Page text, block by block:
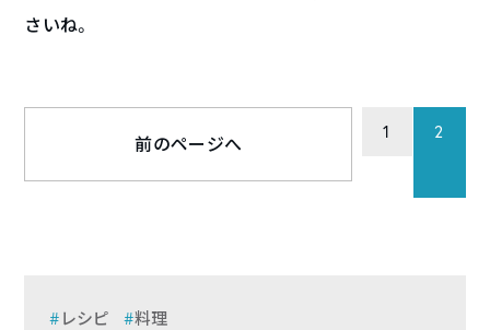
さいね。
前のページへ
1 2
レシピ 料理